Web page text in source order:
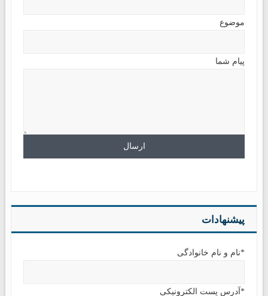
موضوع
پیام شما
پیشنهادات
*نام و نام خانوادگی
*آدرس پست الکترونیکی